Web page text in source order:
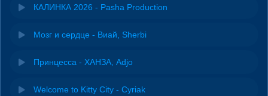
КАЛИНКА 2026 - Pasha Production
Мозг и сердце - Виай, Sherbi
Принцесса - ХАНЗА, Adjo
Welcome to Kitty City - Cyriak